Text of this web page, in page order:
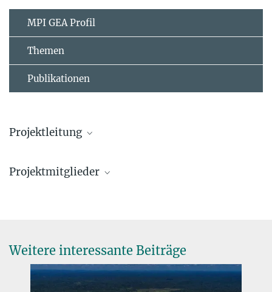
MPI GEA Profil
Themen
Publikationen
Projektleitung
Wissenschaftliche Mitarbeiterin
Projektmitglieder
Noel Amano
Weitere interessante Beiträge